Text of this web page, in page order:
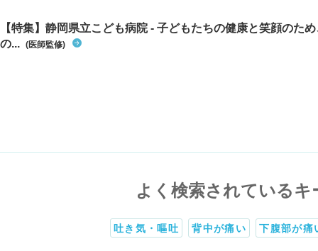
【特集】静岡県立こども病院 - 子どもたちの健康と笑顔のた
の... (医師監修)
よく検索されているキ
吐き気・嘔吐 背中が痛い 下腹部が痛